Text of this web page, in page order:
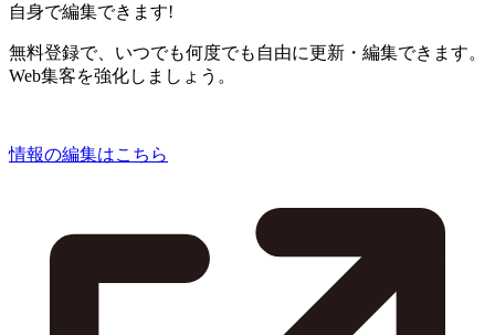
自身で編集できます!
無料登録で、いつでも何度でも自由に更新・編集できます。
Web集客を強化しましょう。
情報の編集はこちら